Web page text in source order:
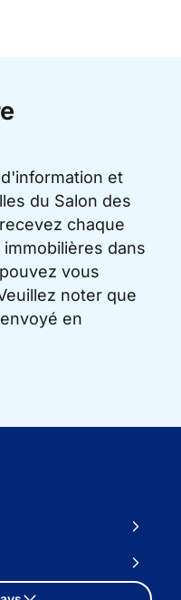
et
du Salon des
chaque
dans
vous
noter que
en